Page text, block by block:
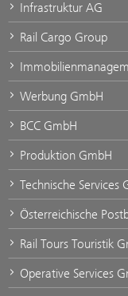
Infrastruktur AG
Rail Cargo Group
Werbung GmbH
BCC GmbH
Produktion GmbH
Technische Services
Österreichische
Rail Tours Touristik
Operative Services